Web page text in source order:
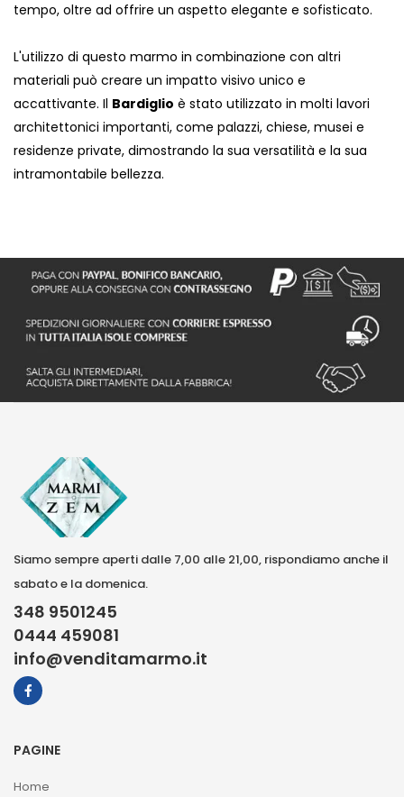
tempo, oltre ad offrire un aspetto elegante e sofisticato.
L'utilizzo di questo marmo in combinazione con altri
materiali può creare un impatto visivo unico e
accattivante. Il Bardiglio è stato utilizzato in molti lavori
architettonici importanti, come palazzi, chiese, musei e
residenze private, dimostrando la sua versatilità e la sua
intramontabile bellezza.
Siamo sempre aperti dalle 7,00 alle 21,00, rispondiamo anche il
sabato e la domenica.
348 9501245
0444 459081
info@venditamarmo.it
PAGINE
Home